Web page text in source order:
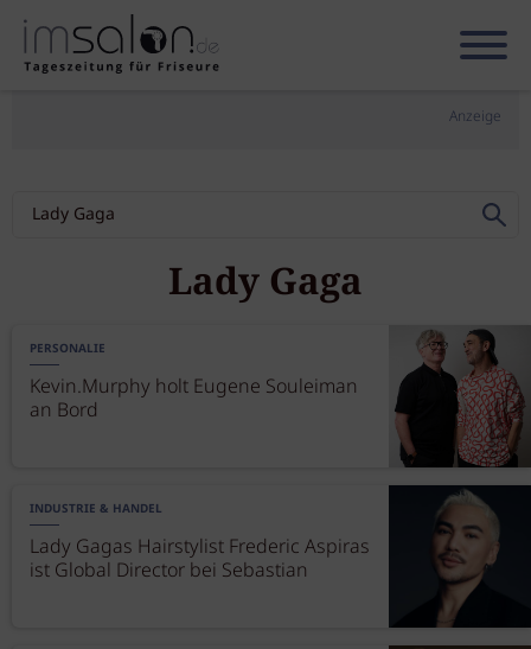
Anzeige
Lady Gaga
PERSONALIE
Kevin.Murphy holt Eugene Souleiman
an Bord
INDUSTRIE & HANDEL
Lady Gagas Hairstylist Frederic Aspiras
ist Global Director bei Sebastian